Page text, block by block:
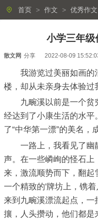
首页 > 作文 > 优秀作文
小学三年
散文网 分享 2022-08-09
我游览过美丽如画的
楼，却从未亲身去体验
九畹溪以前是一个贫
经达到了小康生活的水
了“中华第一漂”的美名，
一路上，我看见了幽
声。在一些嶙峋的怪石上
来，激流顺势而下，翻
一个精致的'牌坊上，镌着
来到九畹溪漂流起点，
攘，人头攒动，他们都是